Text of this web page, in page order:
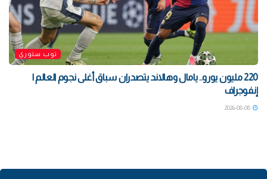
توب ستوري
220 مليون يورو.. يامال وهالاند يتصدران سباق أغلى نجوم العالم |
إنفوجراف